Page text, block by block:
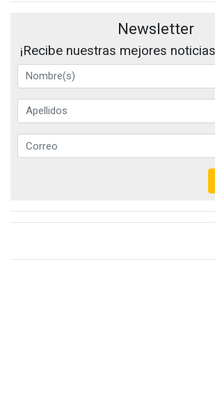
Newsletter
¡Recibe nuestras mejores